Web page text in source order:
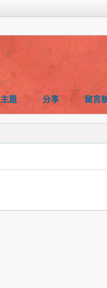
主題 分享 留言